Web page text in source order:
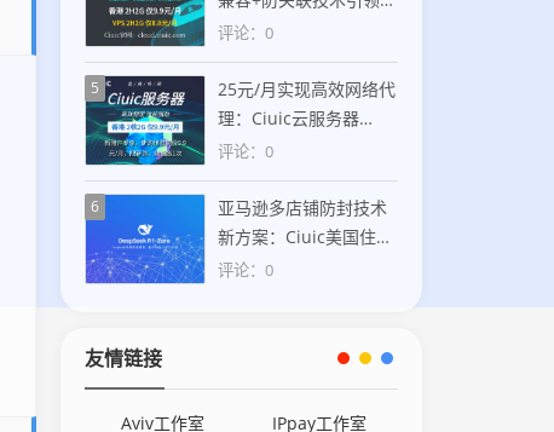
国住宅IP服务新趋势
评论：0
5
25元/月实现高效网络代
理：Ciuic云服务器
+SOCKS5协议打造稳定
香港住宅IP解决方案
评论：0
6
亚马逊多店铺防封技术
新方案：Ciuic美国住宅
IP助力卖家合规运营
评论：0
友情链接
Aviv工作室
IPpay工作室